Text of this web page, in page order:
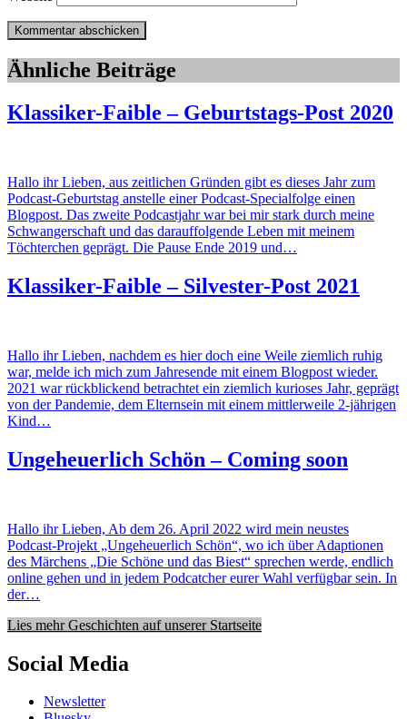
Ähnliche Beiträge
Klassiker-Faible – Geburtstags-Post 2020
Hallo ihr Lieben, aus zeitlichen Gründen gibt es dieses Jahr zum
Podcast-Geburtstag anstelle einer Podcast-Specialfolge einen
Blogpost. Das zweite Podcastjahr war bei mir stark durch meine
Schwangerschaft und das darauffolgende Leben mit meinem
Töchterchen geprägt. Die Pause Ende 2019 und…
Klassiker-Faible – Silvester-Post 2021
Hallo ihr Lieben, nachdem es hier doch eine Weile ziemlich ruhig
war, melde ich mich zum Jahresende mit einem Blogpost wieder.
2021 war rückblickend betrachtet ein ziemlich kurioses Jahr, geprägt
von der Pandemie, dem Elternsein mit einem mittlerweile 2-jährigen
Kind…
Ungeheuerlich Schön – Coming soon
Hallo ihr Lieben, Ab dem 26. April 2022 wird mein neustes
Podcast-Projekt „Ungeheuerlich Schön“, wo ich über Adaptionen
des Märchens „Die Schöne und das Biest“ sprechen werde, endlich
online gehen und in jedem Podcatcher eurer Wahl verfügbar sein. In
der…
Lies mehr Geschichten auf unserer Startseite
Social Media
Newsletter